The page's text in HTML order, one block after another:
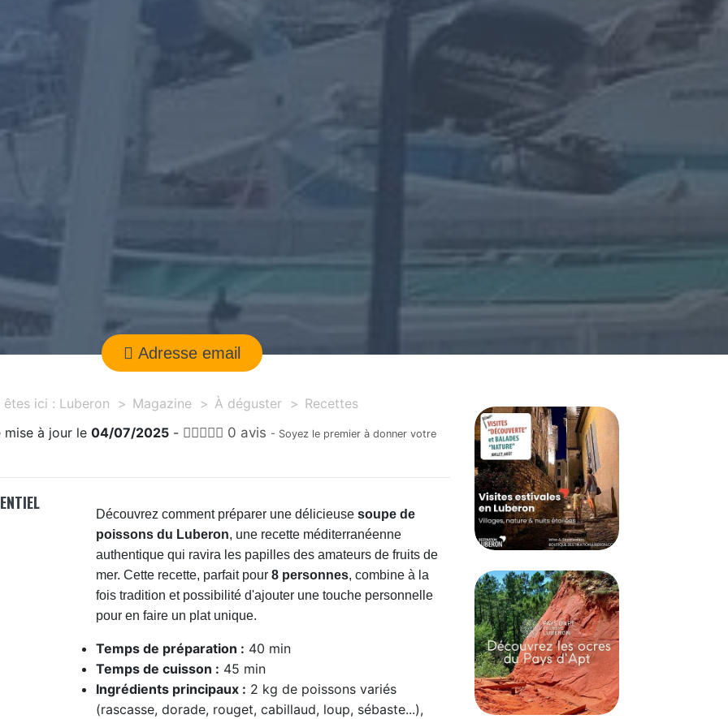
Adresse email
êtes ici : Luberon Magazine À déguster
Recettes
mise à jour le 04/07/2025- 0 avis - Soyez le premier à donner votre
Découvrez comment préparer une délicieusesoupe de
poissons du Luberon, une recette méditerranéenne
authentique qui ravira les papilles des amateurs de fruits de
mer. Cette recette, parfait pour8 personnes, combine à la
fois tradition et possibilité d'ajouter une touche personnelle
pour en faire un plat unique.
Temps de préparation : 40 min
Temps de cuisson : 45 min
Ingrédients principaux : 2 kg de poissons variés
(rascasse, dorade, rouget, cabillaud, loup, sébaste...),